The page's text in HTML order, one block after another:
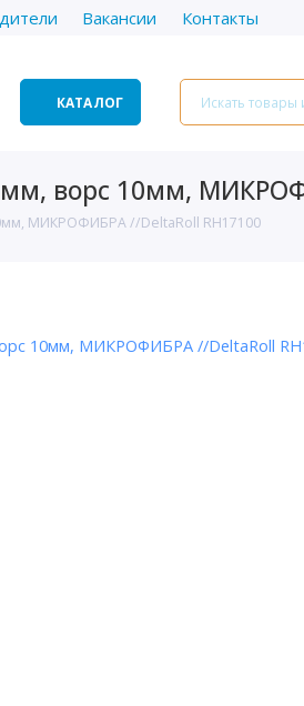
Вакансии Контакты
КАТАЛОГ
ворс 10мм,
МИКРОФИБРА //DeltaRoll RH17100